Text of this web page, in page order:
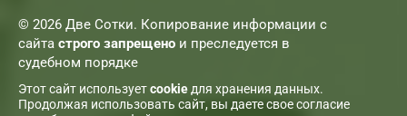
© 2026 Две Сотки. Копирование информации с
сайта строго запрещено и преследуется в
судебном порядке
Этот сайт используетcookieдля хранения данных.
Продолжая использовать сайт, вы даете свое согласие